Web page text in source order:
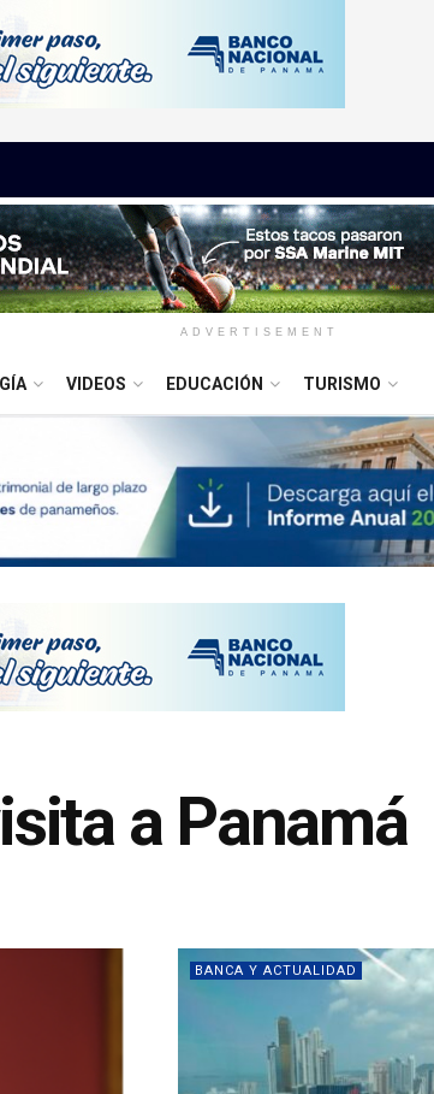
ADVERTISEMENT
VIDEOS EDUCACIÓN TURISMO
a Panamá
BANCA Y ACTUALIDAD